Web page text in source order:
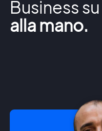
Business
alla mano.